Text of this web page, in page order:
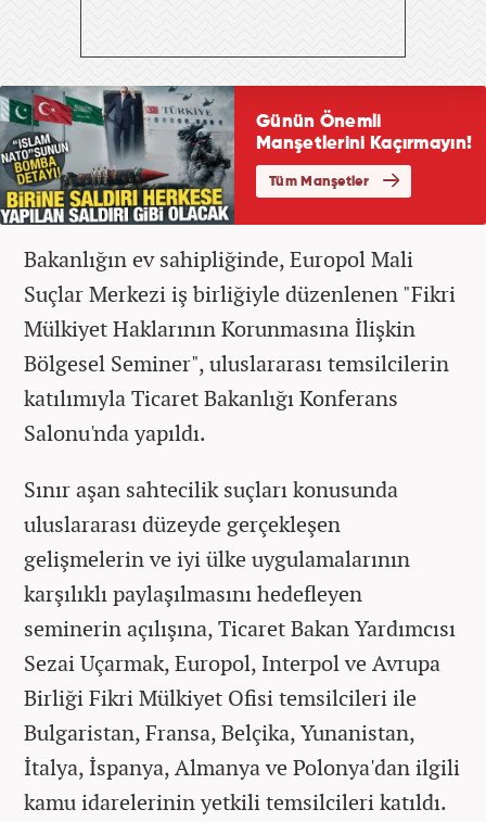
Bakanlığın ev sahipliğinde, Europol Mali
Suçlar Merkezi iş birliğiyle düzenlenen "Fikri
Mülkiyet Haklarının Korunmasına İlişkin
Bölgesel Seminer", uluslararası temsilcilerin
katılımıyla Ticaret Bakanlığı Konferans
Salonu'nda yapıldı.
Sınır aşan sahtecilik suçları konusunda
uluslararası düzeyde gerçekleşen
gelişmelerin ve iyi ülke uygulamalarının
karşılıklı paylaşılmasını hedefleyen
seminerin açılışına, Ticaret Bakan Yardımcısı
Sezai Uçarmak, Europol, Interpol ve Avrupa
Birliği Fikri Mülkiyet Ofisi temsilcileri ile
Bulgaristan, Fransa, Belçika, Yunanistan,
İtalya, İspanya, Almanya ve Polonya'dan ilgili
kamu idarelerinin yetkili temsilcileri katıldı.